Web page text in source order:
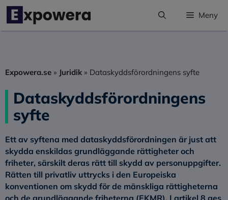
Hoppa
innehåll
Meny
Expowera.se » Juridik » Dataskyddsförordningens syfte
Dataskyddsförordningens
syfte
Ett av syftena med dataskyddsförordningen är just att
skydda enskildas grundläggande rättigheter och
friheter, särskilt deras rätt till skydd av personuppgifter.
Rätten till privatliv uttrycks i den Europeiska
konventionen om skydd för de mänskliga rättigheterna
och de grundläggande friheterna (EKMR). I artikel 8 ges